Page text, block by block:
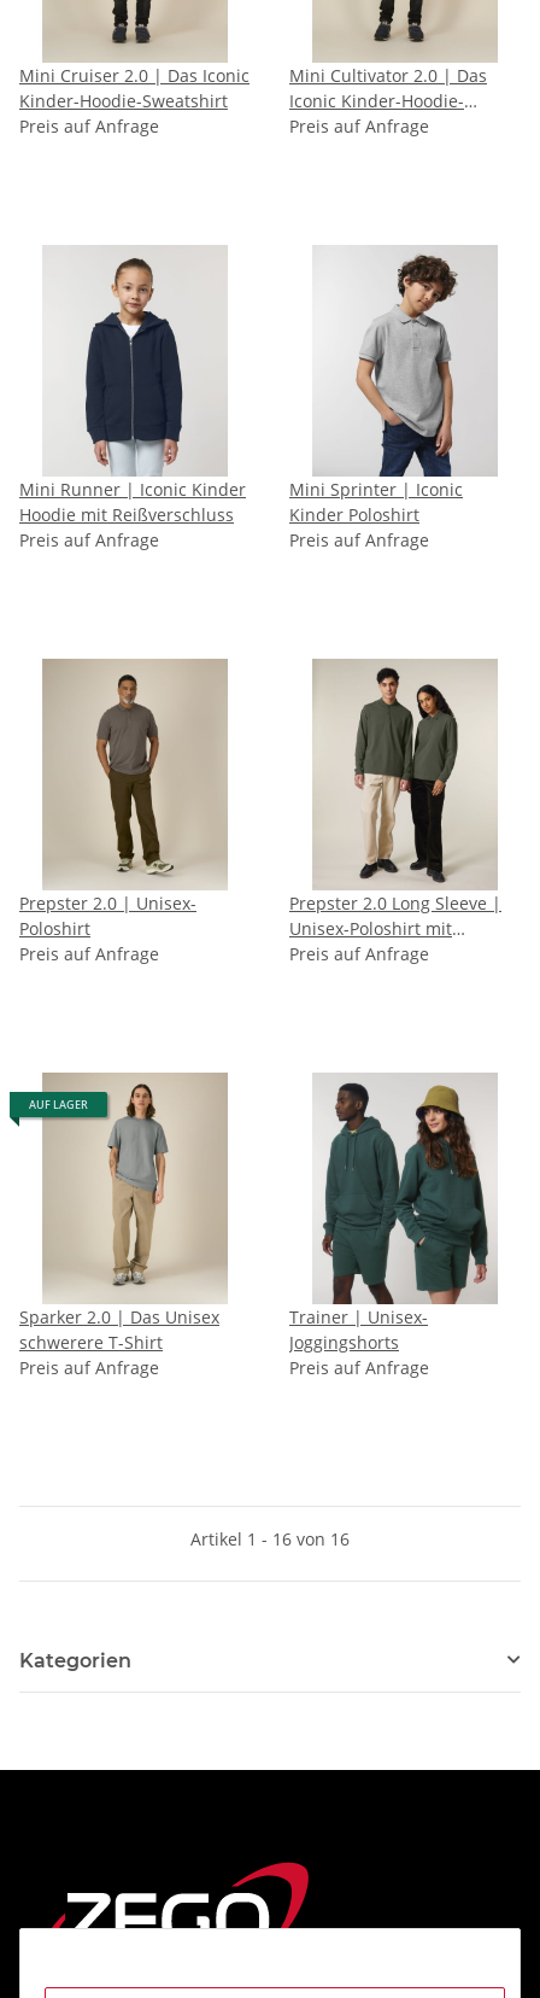
Mini Cruiser 2.0 | Das Iconic
Kinder-Hoodie-Sweatshirt
Preis auf Anfrage
Mini Cultivator 2.0 | Das
Iconic Kinder-Hoodie-
Sweatshirt mit
Preis auf Anfrage
Mini Runner | Iconic Kinder
Hoodie mit Reißverschluss
Preis auf Anfrage
Mini Sprinter | Iconic
Kinder Poloshirt
Preis auf Anfrage
Prepster 2.0 | Unisex-
Poloshirt
Preis auf Anfrage
Prepster 2.0 Long Sleeve |
Unisex-Poloshirt mit
Langarm
Preis auf Anfrage
AUF LAGER
Sparker 2.0 | Das Unisex
schwerere T-Shirt
Preis auf Anfrage
Trainer | Unisex-
Joggingshorts
Preis auf Anfrage
Artikel 1 - 16 von 16
Kategorien